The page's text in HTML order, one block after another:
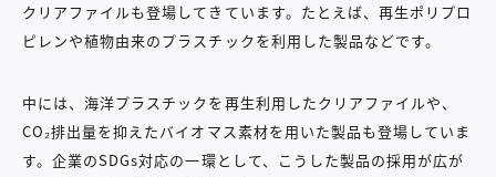
クリアファイルも登場してきています。たとえば、再生ポリプロ
ピレンや植物由来のプラスチックを利用した製品などです。
中には、海洋プラスチックを再生利用したクリアファイルや、
CO₂排出量を抑えたバイオマス素材を用いた製品も登場していま
す。企業のSDGs対応の一環として、こうした製品の採用が広が